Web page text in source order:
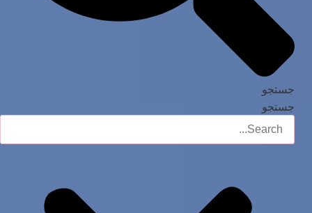
جستجو
جستجو